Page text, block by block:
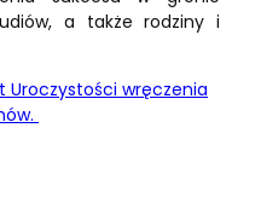
a także rodziny i
wręczenia